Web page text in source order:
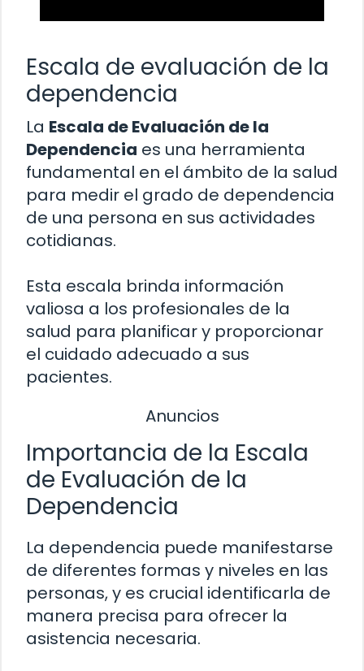
Escala de evaluación de la
dependencia
La Escala de Evaluación de la
Dependencia es una herramienta
fundamental en el ámbito de la salud
para medir el grado de dependencia
de una persona en sus actividades
cotidianas.
Esta escala brinda información
valiosa a los profesionales de la
salud para planificar y proporcionar
el cuidado adecuado a sus
pacientes.
Anuncios
Importancia de la Escala
de Evaluación de la
Dependencia
La dependencia puede manifestarse
de diferentes formas y niveles en las
personas, y es crucial identificarla de
manera precisa para ofrecer la
asistencia necesaria.